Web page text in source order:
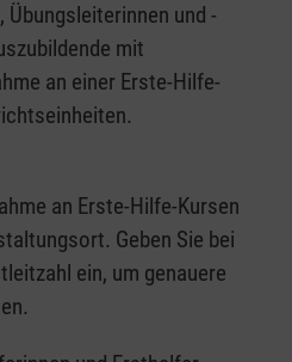
und -
mit
an einer Erste-Hilfe-
an Erste-Hilfe-Kursen
Geben Sie bei
ein, um genauere